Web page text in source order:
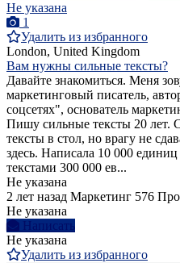
Не указана
1
Удалить из избранного
London, United Kingdom
Вам нужны сильные тексты?
Давайте знакомиться. Меня
маркетинговый писатель,
соцсетях", основатель
Пишу сильные тексты 20 лет.
тексты в стол, но врагу не
здесь. Написала 10 000 единиц
текстами 300 000 ев...
Не указана
2 лет назад Маркетинг 576
Не указана
Написать
Не указана
Удалить из избранного